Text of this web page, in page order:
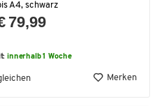
A4, schwarz
79,99
innerhalb 1 Woche
Merken